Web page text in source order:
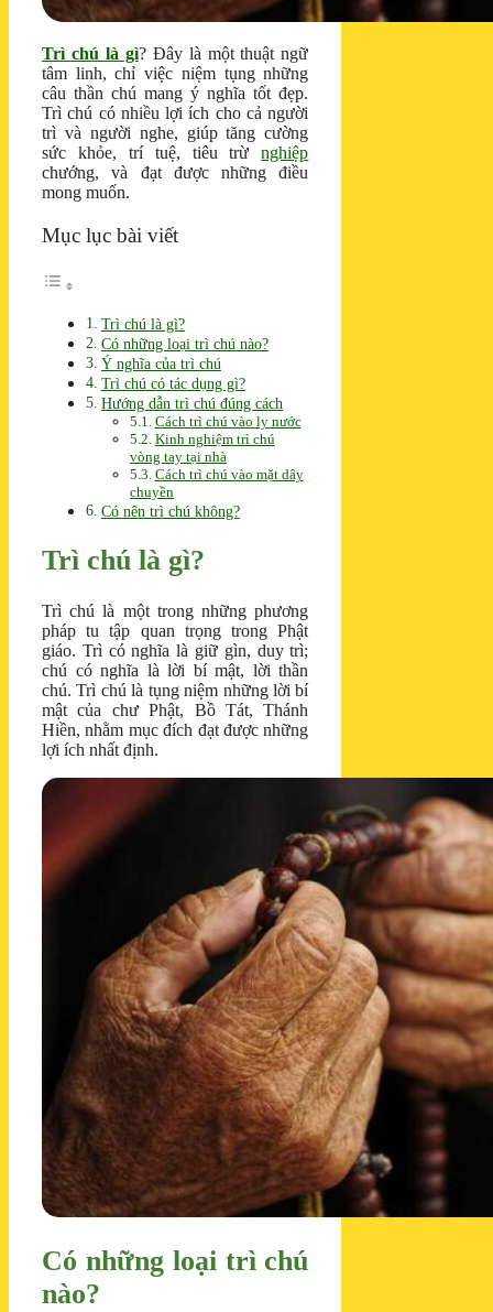
Trì chú là gì? Đây là một thuật ngữ
tâm linh, chỉ việc niệm tụng những
câu thần chú mang ý nghĩa tốt đẹp.
Trì chú có nhiều lợi ích cho cả người
trì và người nghe, giúp tăng cường
sức khỏe, trí tuệ, tiêu trừnghiệp
chướng, và đạt được những điều
mong muốn.
Mục lục bài viết
Trì chú là gì?
Có những loại trì chú nào?
Ý nghĩa của trì chú
Trì chú có tác dụng gì?
Hướng dẫn trì chú đúng cách
Cách trì chú vào ly nước
Kinh nghiệm trì chú
vòng tay tại nhà
Cách trì chú vào mặt dây
chuyền
Có nên trì chú không?
Trì chú là gì?
Trì chú là một trong những phương
pháp tu tập quan trọng trong Phật
giáo. Trì có nghĩa là giữ gìn, duy trì;
chú có nghĩa là lời bí mật, lời thần
chú. Trì chú là tụng niệm những lời bí
mật của chư Phật, Bồ Tát, Thánh
Hiền, nhằm mục đích đạt được những
lợi ích nhất định.
Có những loại trì chú
nào?